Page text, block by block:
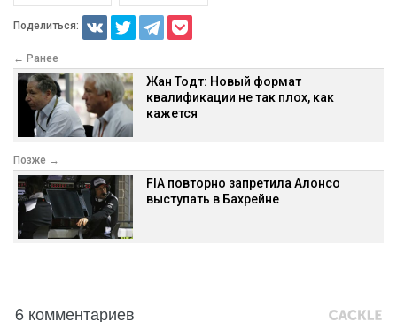
Поделиться:
← Ранее
Жан Тодт: Новый формат
квалификации не так плох, как
кажется
Позже →
FIA повторно запретила Алонсо
выступать в Бахрейне
6 комментариев